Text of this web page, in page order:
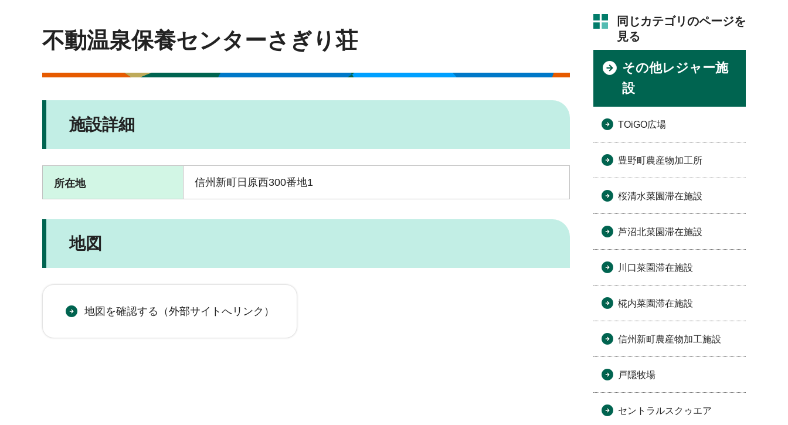
不動温泉保養センターさぎり荘
施設詳細
所在地 信州新町日原西300番地1
地図
地図を確認する（外部サイトへリンク）
同じカテゴリのページを
見る
その他レジャー施
設
TOiGO広場
豊野町農産物加工所
桜清水菜園滞在施設
芦沼北菜園滞在施設
川口菜園滞在施設
椛内菜園滞在施設
信州新町農産物加工施設
戸隠牧場
セントラルスクゥエア